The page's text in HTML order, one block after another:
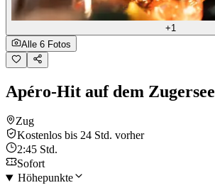
+1
Alle 6 Fotos
Apéro-Hit auf dem Zugersee
Zug
Kostenlos bis 24 Std. vorher
2:45 Std.
Sofort
Höhepunkte